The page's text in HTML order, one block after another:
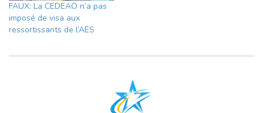
FAUX: La CEDEAO n’a pas
imposé de visa aux
ressortissants de l’AES